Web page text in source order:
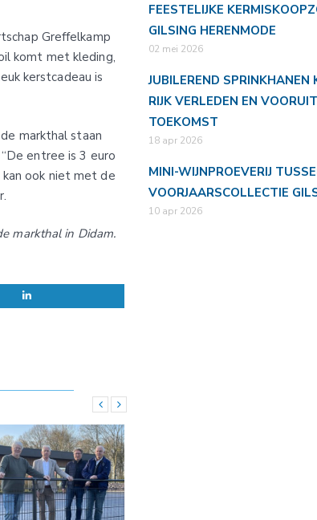
Greffelkamp
komt met kleding,
kerstcadeau is
markthal staan
entree is 3 euro
ook niet met de
markthal in Didam.
FEESTELIJKE
GILSING HERENMODE
02 mei 2026
JUBILEREND SPRINKHANEN
RIJK VERLEDEN EN
TOEKOMST
18 apr 2026
MINI-WIJNPROEVERIJ
VOORJAARSCOLLECTIE
10 apr 2026